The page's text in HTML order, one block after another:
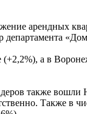
арендных
а в
также
Также в